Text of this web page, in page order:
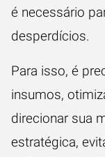
é necessário
desperdícios.
Para isso, é
insumos,
direcionar sua
estratégica,